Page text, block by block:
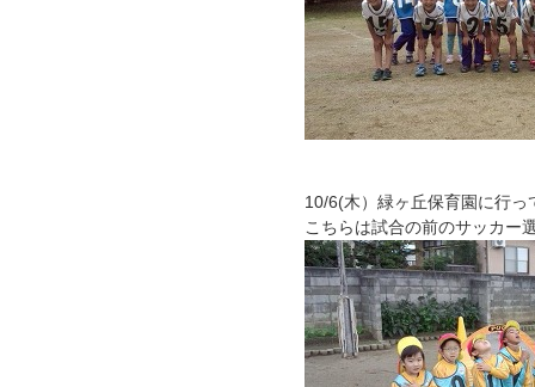
10/6(木）緑ヶ丘保育園に行っ
こちらは試合の前のサッカー